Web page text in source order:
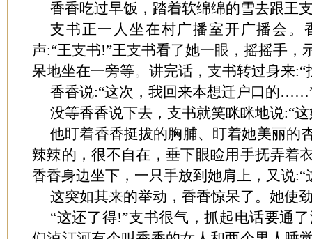
香香吃过早饭，踏着软绵绵的雪去跟王
支书正一人坐在村广播室开广播会。
声:“王支书!”王支书看了她一眼，摇摇手，
呆地坐在一旁等。讲完话，支书转过身来:“
香香说:“这次，我回来本想迁户口的
没等香香说下去，支书就笑眯眯地说:“这
他盯着香香挺拔的胸脯、盯着她美丽的
辣辣的，很不自在，垂下眼睑用手抚弄着
香香身边坐下，一只手放到她肩上，又说:“
这突如其来的举动，香香惊呆了。她使
“这还了得!”支书很气，抓起电话要通